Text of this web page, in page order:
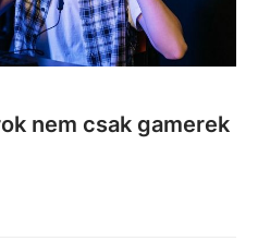
nem csak gamerek